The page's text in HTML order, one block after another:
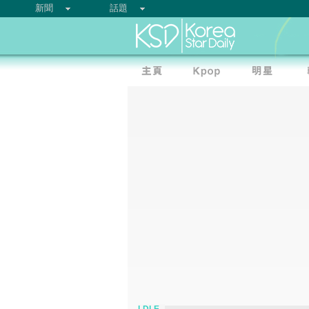
新聞 話題